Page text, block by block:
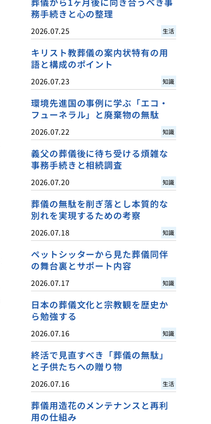
務手続きと心の整理
2026.07.25 生活
キリスト教葬儀の案内状特有の用
語と構成のポイント
2026.07.23 知識
環境先進国の事例に学ぶ「エコ・
フューネラル」と廃棄物の無駄
2026.07.22 知識
義父の葬儀後に待ち受ける煩雑な
事務手続きと相続調査
2026.07.20 知識
葬儀の無駄を削ぎ落とし本質的な
別れを実現するための考察
2026.07.18 知識
ペットシッターから見た葬儀同伴
の舞台裏とサポート内容
2026.07.17 知識
日本の葬儀文化と宗教観を歴史か
ら勉強する
2026.07.16 知識
終活で見直すべき「葬儀の無駄」
と子供たちへの贈り物
2026.07.16 生活
葬儀用造花のメンテナンスと再利
用の仕組み